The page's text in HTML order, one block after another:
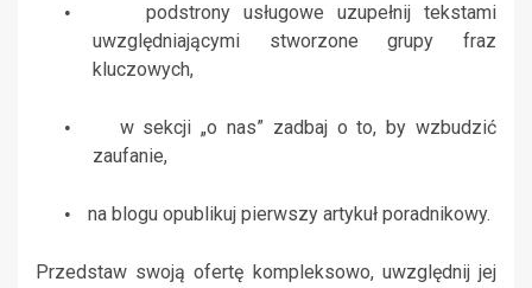
•
podstrony usługowe uzupełnij tekstami
uwzględniającymi stworzone grupy fraz
kluczowych,
•
w sekcji „o nas” zadbaj o to, by wzbudzić
zaufanie,
• na blogu opublikuj pierwszy artykuł poradnikowy.
Przedstaw swoją ofertę kompleksowo, uwzględnij jej